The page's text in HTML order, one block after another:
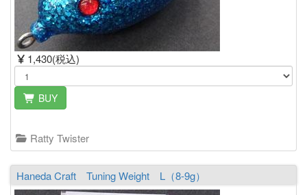
1,430(税込)
BUY
Ratty Twister
Haneda Craft Tuning Weight L（8-9g）